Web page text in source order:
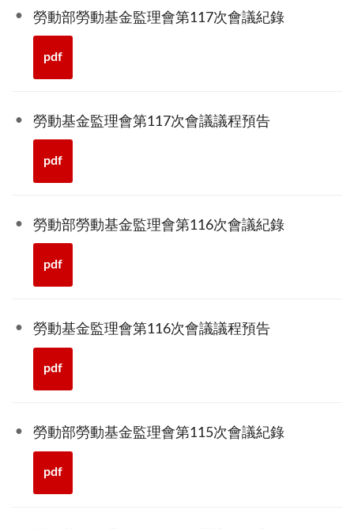
勞動部勞動基金監理會第117次會議紀錄
pdf
勞動基金監理會第117次會議議程預告
pdf
勞動部勞動基金監理會第116次會議紀錄
pdf
勞動基金監理會第116次會議議程預告
pdf
勞動部勞動基金監理會第115次會議紀錄
pdf